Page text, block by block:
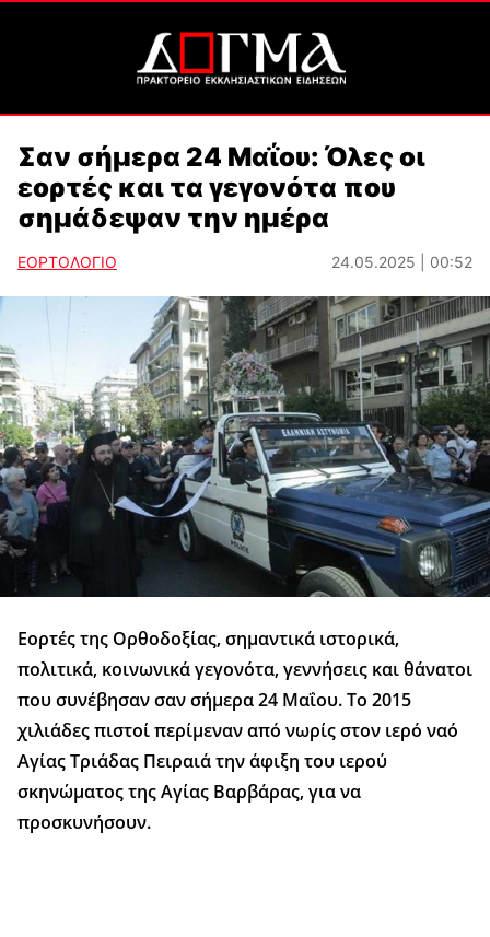
Σαν σήμερα 24 Μαΐου: Όλες οι
εορτές και τα γεγονότα που
σημάδεψαν την ημέρα
ΕΟΡΤΟΛΟΓΙΟ 24.05.2025 | 00:52
Εορτές της Ορθοδοξίας, σημαντικά ιστορικά,
πολιτικά, κοινωνικά γεγονότα, γεννήσεις και θάνατοι
που συνέβησαν σαν σήμερα 24 Μαΐου. Το 2015
χιλιάδες πιστοί περίμεναν από νωρίς στον ιερό ναό
Αγίας Τριάδας Πειραιά την άφιξη του ιερού
σκηνώματος της Αγίας Βαρβάρας, για να
προσκυνήσουν.